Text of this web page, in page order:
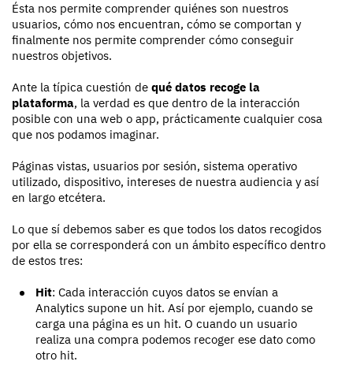
Ésta nos permite comprender quiénes son nuestros
usuarios, cómo nos encuentran, cómo se comportan y
finalmente nos permite comprender cómo conseguir
nuestros objetivos.
Ante la típica cuestión de qué datos recoge la
plataforma, la verdad es que dentro de la interacción
posible con una web o app, prácticamente cualquier cosa
que nos podamos imaginar.
Páginas vistas, usuarios por sesión, sistema operativo
utilizado, dispositivo, intereses de nuestra audiencia y así
en largo etcétera.
Lo que sí debemos saber es que todos los datos recogidos
por ella se corresponderá con un ámbito específico dentro
de estos tres:
Hit: Cada interacción cuyos datos se envían a
Analytics supone un hit. Así por ejemplo, cuando se
carga una página es un hit. O cuando un usuario
realiza una compra podemos recoger ese dato como
otro hit.